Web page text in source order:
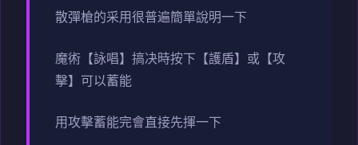
散彈槍的采用很普遍簡單說明一下
魔術【詠唱】搞决時按下【護盾】或【攻
擊】可以蓄能
用攻擊蓄能完會直接先揮一下